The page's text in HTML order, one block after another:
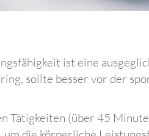
ist eine
sollte besser vor der
Tätigkeiten (über 45